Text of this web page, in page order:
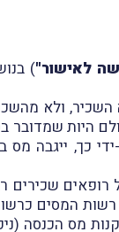
לאישור")
ולא
היות שמדובר
כך, ייגבה
שכירים
המסים
אחרים (שאינם המדינה) כיצד לנַכּוֹת מס הכנסה במקור